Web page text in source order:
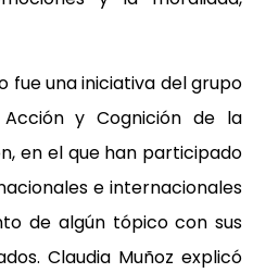
fue una iniciativa del grupo
y Cognición de la
en el que han participado
e internacionales
de algún tópico con sus
Claudia Muñoz explicó